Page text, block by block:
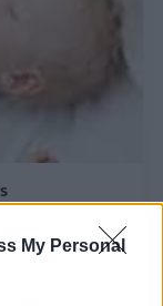
My Personal